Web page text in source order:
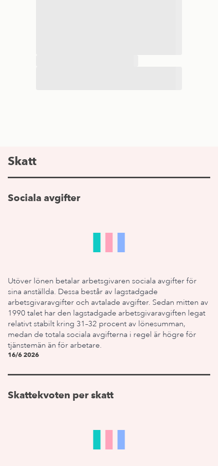
Skatt
Sociala avgifter
Utöver lönen betalar arbetsgivaren sociala avgifter för
sina anställda. Dessa består av lagstadgade
arbetsgivaravgifter och avtalade avgifter. Sedan mitten av
1990 talet har den lagstadgade arbetsgivaravgiften legat
relativt stabilt kring 31–32 procent av lönesumman,
medan de totala sociala avgifterna i regel är högre för
tjänstemän än för arbetare.
16/6 2026
Skattekvoten per skatt